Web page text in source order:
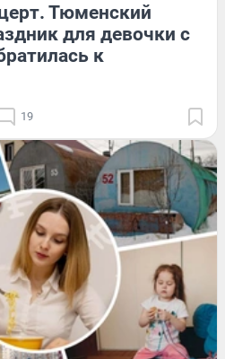
Тюменский
для девочки с
к
19